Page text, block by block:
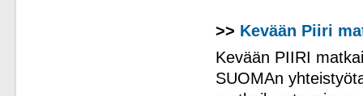
>> Kevään Piiri
Kevään PIIRI
SUOMAn